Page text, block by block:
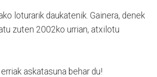
loturarik daukatenik. Gainera, denek
zuten 2002ko urrian, atxilotu
askatasuna behar du!